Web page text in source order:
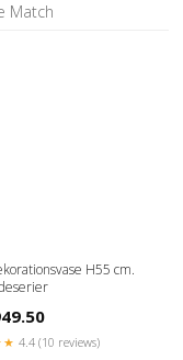
Match
H55 cm.
4.4 (10 reviews)